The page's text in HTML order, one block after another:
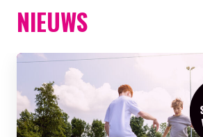
NIEUWS